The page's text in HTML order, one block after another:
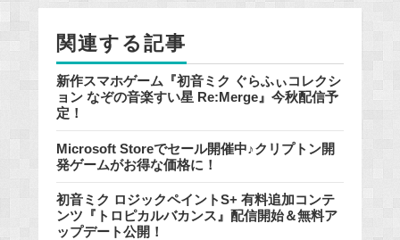
o
関連する記事
新作スマホゲーム『初音ミク ぐらふぃコレクシ
ョン なぞの音楽すい星 Re:Merge』今秋配信予
定！
Microsoft Storeでセール開催中♪クリプトン開
発ゲームがお得な価格に！
初音ミク ロジックペイントS+ 有料追加コンテ
ンツ『トロピカルバカンス』配信開始＆無料ア
ップデート公開！